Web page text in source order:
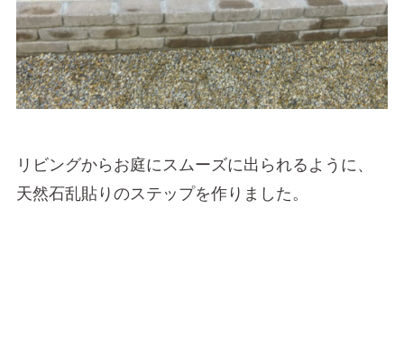
リビングからお庭にスムーズに出られるように、
天然石乱貼りのステップを作りました。